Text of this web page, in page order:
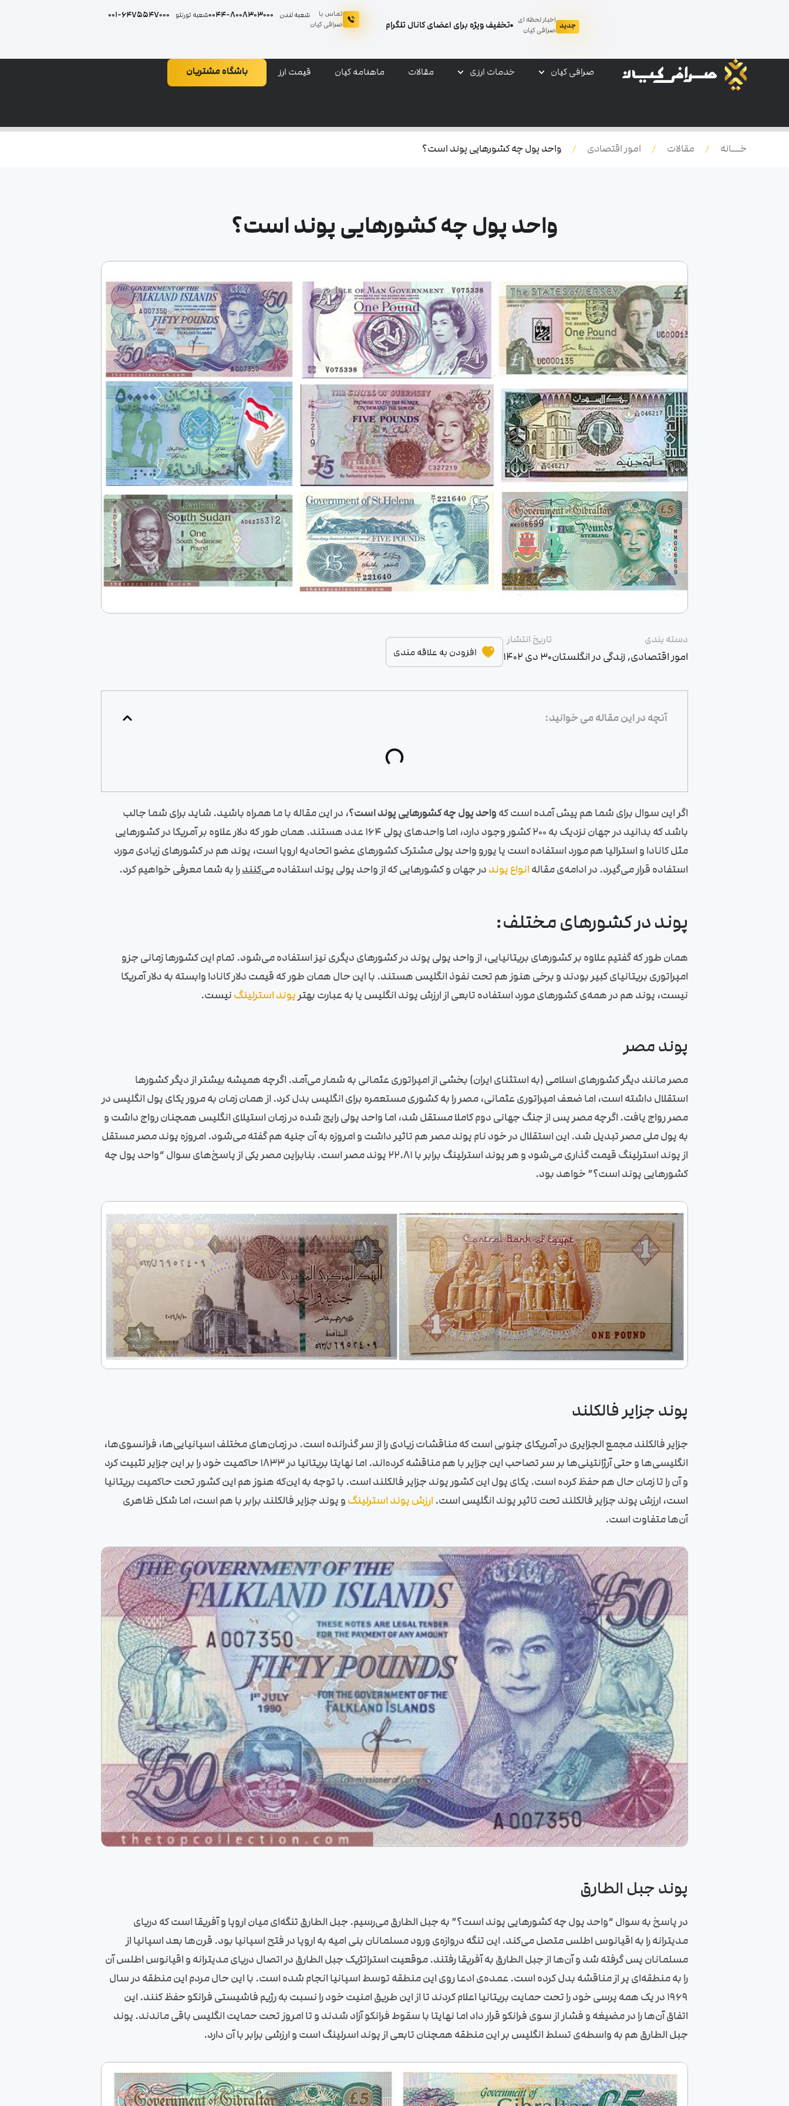
جدید
اخبار لحظه ای
صرافی کیان
تخفیف ویژه برای اعضای کانال تلگرام
تماس با
صرافی کیان
شعبه لندن 8008303000-0044 شعبه تورنتو 6475547000-001
صرافی کیان خدمات ارزی مقالات ماهنامه کیان قیمت ارز باشگاه مشتریان
خـــانه / مقالات / امور اقتصادی / واحد پول چه کشورهایی پوند است؟
واحد پول چه کشورهایی پوند است؟
دسته بندی
امور اقتصادی, زندگی در انگلستان
تاریخ انتشار
۳۰ دی ۱۴۰۲ افزودن به علاقه مندی
آنچه در این مقاله می خوانید:
اگر این سوال برای شما هم پیش آمده است که واحد پول چه کشورهایی پوند است؟، در این مقاله با ما همراه باشید. شاید برای شما جالب
باشد که بدانید در جهان نزدیک به 200 کشور وجود دارد، اما واحدهای پولی 164 عدد هستند. همان طور که دلار علاوه بر آمریکا در کشورهایی
مثل کانادا و استرالیا هم مورد استفاده است یا یورو واحد پولی مشترک کشورهای عضو اتحادیه اروپا است، پوند هم در کشورهای زیادی مورد
استفاده قرار می‌گیرد. در ادامه‌ی مقالهانواع پوند در جهان و کشورهایی که از واحد پولی پوند استفاده می‌کنندرا به شما معرفی خواهیم کرد.
پوند در کشورهای مختلف:
همان طور که گفتیم علاوه بر کشورهای بریتانیایی، از واحد پولی پوند در کشورهای دیگری نیز استفاده می‌شود. تمام این کشورها زمانی جزو
امپراتوری بریتانیای کبیر بودند و برخی هنوز هم تحت نفوذ انگلیس هستند. با این حال همان طور که قیمت دلار کانادا وابسته به دلار آمریکا
نیست، پوند هم در همه‌ی کشورهای مورد استفاده تابعی از ارزش پوند انگلیس یا به عبارت بهترپوند استرلینگ نیست.
پوند مصر
مصر مانند دیگر کشورهای اسلامی (به استثنای ایران) بخشی از امپراتوری عثمانی به شمار می‌آمد. اگرچه همیشه بیشتر از دیگر کشورها
استقلال داشته است، اما ضعف امپراتوری عثمانی، مصر را به کشوری مستعمره برای انگلیس بدل کرد. از همان زمان به مرور یکای پول انگلیس در
مصر رواج یافت. اگرچه مصر پس از جنگ جهانی دوم کاملا مستقل شد، اما واحد پولی رایج شده در زمان استیلای انگلیس همچنان رواج داشت و
به پول ملی مصر تبدیل شد. این استقلال در خود نام پوند مصر هم تاثیر داشت و امروزه به آن جنیه هم گفته می‌شود. امروزه پوند مصر مستقل
از پوند استرلینگ قیمت گذاری می‌شود و هر پوند استرلینگ برابر با 22.81 پوند مصر است. بنابراین مصر یکی از پاسخ‌های سوال “واحد پول چه
کشورهایی پوند است؟” خواهد بود.
پوند جزایر فالکلند
جزایر فالکلند مجمع الجزایری در آمریکای جنوبی است که مناقشات زیادی را از سر گذرانده است. در زمان‌های مختلف اسپانیایی‌ها، فرانسوی‌ها،
انگلیسی‌ها و حتی آرژانتینی‌ها بر سر تصاحب این جزایر با هم مناقشه کرده‌اند. اما نهایتا بریتانیا در 1833 حاکمیت خود را بر این جزایر تثبیت کرد
و آن را تا زمان حال هم حفظ کرده است. یکای پول این کشور پوند جزایر فالکلند است. با توجه به این‌که هنوز هم این کشور تحت حاکمیت بریتانیا
است، ارزش پوند جزایر فالکلند تحت تاثیر پوند انگلیس است.ارزش پوند استرلینگ و پوند جزایر فالکلند برابر با هم است، اما شکل ظاهری
آن‌ها متفاوت است.
پوند جبل الطارق
در پاسخ به سوال “واحد پول چه کشورهایی پوند است؟” به جبل الطارق می‌رسیم. جبل الطارق تنگه‌ای میان اروپا و آفریقا است که دریای
مدیترانه را به اقیانوس اطلس متصل می‌کند. این تنگه دروازه‌ی ورود مسلمانان بنی امیه به اروپا در فتح اسپانیا بود. قرن‌ها بعد اسپانیا از
مسلمانان پس گرفته شد و آن‌ها از جبل الطارق به آفریقا رفتند. موقعیت استراتژیک جبل الطارق در اتصال دریای مدیترانه و اقیانوس اطلس آن
را به منطقه‌ای پر از مناقشه بدل کرده است. عمده‌ی ادعا روی این منطقه توسط اسپانیا انجام شده است. با این حال مردم این منطقه در سال
1969 در یک همه پرسی خود را تحت حمایت بریتانیا اعلام کردند تا از این طریق امنیت خود را نسبت به رژیم فاشیستی فرانکو حفظ کنند. این
اتفاق آن‌ها را در مضیغه و فشار از سوی فرانکو قرار داد اما نهایتا با سقوط فرانکو آزاد شدند و تا امروز تحت حمایت انگلیس باقی ماندند. پوند
جبل الطارق هم به واسطه‌ی تسلط انگلیس بر این منطقه همچنان تابعی از پوند اسرلینگ است و ارزشی برابر با آن دارد.